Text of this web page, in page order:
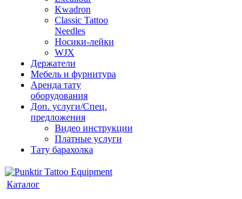
Kwadron
Classic Tattoo
Needles
Носики-лейки
WJX
Держатели
Мебель и фурнитура
Аренда тату
оборудования
Доп. услуги/Спец.
предложения
Видео инструкции
Платные услуги
Тату барахолка
Каталог